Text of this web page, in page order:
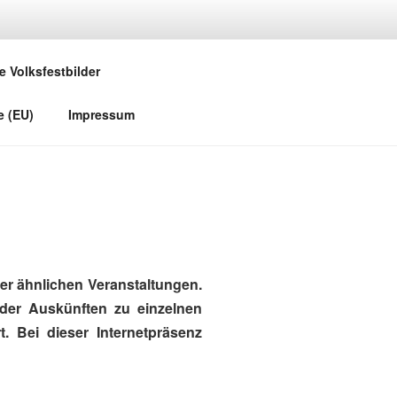
Volksfestbilder
(EU) Impressum
ähnlichen Veranstaltungen.
Auskünften zu einzelnen
Bei dieser Internetpräsenz